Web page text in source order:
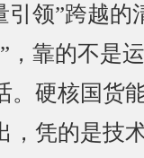
引领”跨越的
，靠的不是
。硬核国货
，凭的是技